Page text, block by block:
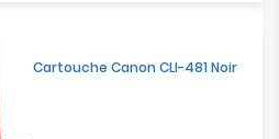
Cartouche Canon CLI-481 Noir